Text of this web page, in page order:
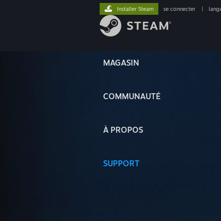
MAGASIN
COMMUNAUTÉ
À PROPOS
SUPPORT
Installer Steam se connecter